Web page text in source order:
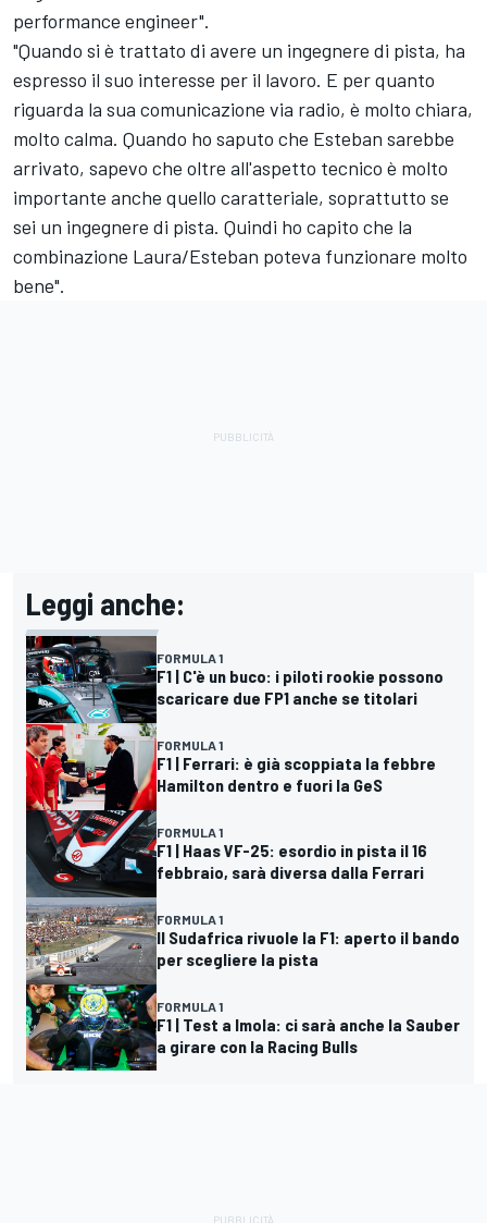
performance engineer".
"Quando si è trattato di avere un ingegnere di pista, ha
espresso il suo interesse per il lavoro. E per quanto
riguarda la sua comunicazione via radio, è molto chiara,
molto calma. Quando ho saputo che Esteban sarebbe
arrivato, sapevo che oltre all'aspetto tecnico è molto
importante anche quello caratteriale, soprattutto se
sei un ingegnere di pista. Quindi ho capito che la
combinazione Laura/Esteban poteva funzionare molto
bene".
Leggi anche:
FORMULA 1
F1 | C'è un buco: i piloti rookie possono
scaricare due FP1 anche se titolari
FORMULA 1
F1 | Ferrari: è già scoppiata la febbre
Hamilton dentro e fuori la GeS
FORMULA 1
F1 | Haas VF-25: esordio in pista il 16
febbraio, sarà diversa dalla Ferrari
FORMULA 1
Il Sudafrica rivuole la F1: aperto il bando
per scegliere la pista
FORMULA 1
F1 | Test a Imola: ci sarà anche la Sauber
a girare con la Racing Bulls